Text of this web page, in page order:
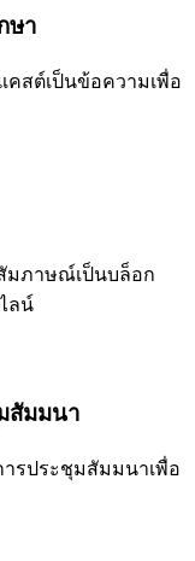
ษา
คสต์เป็นข้อความเพื่อ
มภาษณ์เป็นบล็อก
ลน์
สัมมนา
ารประชุมสัมมนาเพื่อ